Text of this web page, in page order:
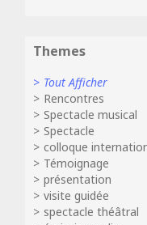
Themes
Tout Afficher
Rencontres
Spectacle musical
Spectacle
colloque
Témoignage
présentation
visite guidée
spectacle théâtral